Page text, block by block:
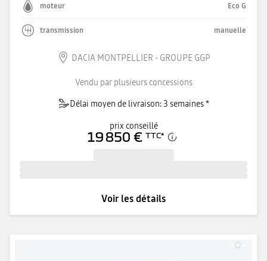
moteur Eco G
transmission manuelle
DACIA MONTPELLIER - GROUPE GGP
Vendu par plusieurs concessions
Délai moyen de livraison: 3 semaines *
prix conseillé
19 850 € TTC*
Voir les détails